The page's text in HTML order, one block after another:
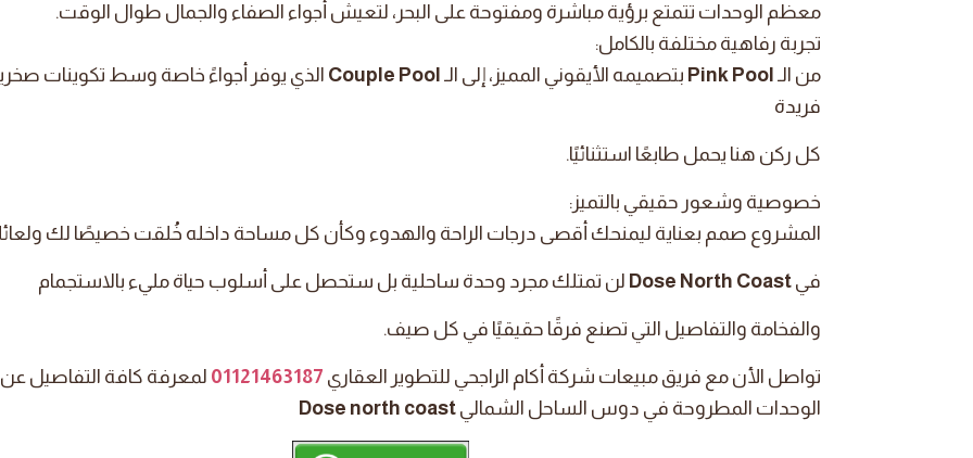
معظم الوحدات تتمتع برؤية مباشرة ومفتوحة على البحر، لتعيش أجواء الصفاء والجمال طوال الوقت.
تجربة رفاهية مختلفة بالكامل:
من الـ
بتصميمه الأيقوني المميز، إلى الـ
الذي يوفر أجواءً خاصة وسط تكوينات
فريدة
كل ركن هنا يحمل طابعًا استثنائيًا.
خصوصية وشعور حقيقي بالتميز:
المشروع صمم بعناية ليمنحك أقصى درجات الراحة والهدوء وكأن كل مساحة داخله خُلقت خصيصًا لك
في Dose North Coast لن تمتلك مجرد وحدة ساحلية بل ستحصل على أسلوب حياة مليء بالاستجمام
والفخامة والتفاصيل التي تصنع فرقًا حقيقيًا في كل صيف.
تواصل الأن مع فريق مبيعات شركة أكام الراجحي للتطوير العقاري 01121463187 لمعرفة كافة التفاصيل عن
الوحدات المطروحة في دوس الساحل الشماليDose north coast